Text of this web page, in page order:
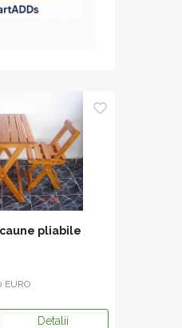
pliabile
EURO
Detalii